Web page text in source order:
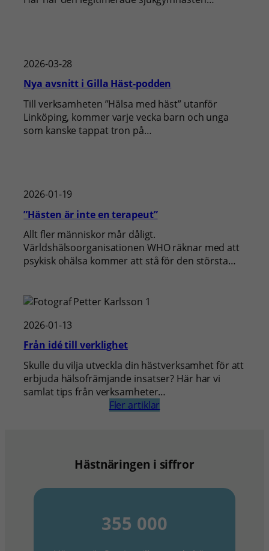
2026-03-28
Nya avsnitt i Gilla Häst-podden
Till verksamheten ”Hälsa med häst” utanför
Linköping, kommer varje vecka barn och unga
som kanske tappat tron på…
2026-01-19
”Hästen är inte en terapeut”
Allt fler människor mår dåligt.
Världshälsoorganisationen WHO räknar med att
psykisk ohälsa kommer att stå för den största…
2026-01-13
Från idé till verklighet
Skulle du vilja utveckla din hästverksamhet för att
erbjuda hälsofrämjande insatser? Här har vi
samlat tips från verksamheter…
Fler artiklar
Hästnäringen i siffror
355 000